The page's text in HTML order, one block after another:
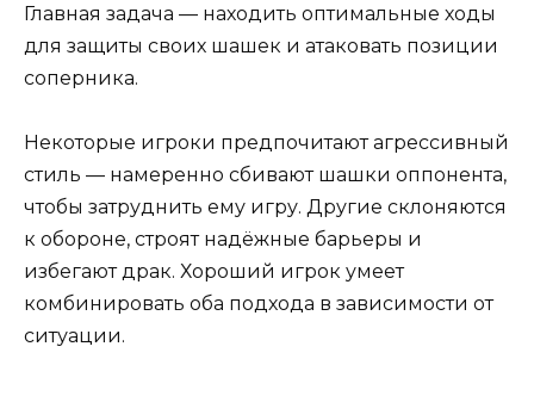
Главная задача — находить оптимальные ходы
для защиты своих шашек и атаковать позиции
соперника.
Некоторые игроки предпочитают агрессивный
стиль — намеренно сбивают шашки оппонента,
чтобы затруднить ему игру. Другие склоняются
к обороне, строят надёжные барьеры и
избегают драк. Хороший игрок умеет
комбинировать оба подхода в зависимости от
ситуации.